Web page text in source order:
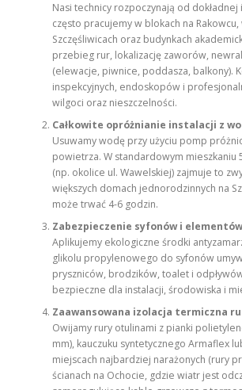
Nasi technicy rozpoczynają od
często pracujemy w blokach na Rakowcu,
Szczęśliwicach oraz budynkach
przebieg rur, lokalizację zaworów,
(elewacje, piwnice, poddasza, balkony).
inspekcyjnych, endoskopów i
wilgoci oraz nieszczelności.
Całkowite opróżnianie instalacji z
Usuwamy wodę przy użyciu pomp
powietrza. W standardowym mieszkaniu
(np. okolice ul. Wawelskiej) zajmuje to
większych domach jednorodzinnych na
może trwać 4-6 godzin.
Zabezpieczenie syfonów i
Aplikujemy ekologiczne środki
glikolu propylenowego do syfonów
pryszniców, brodzików, toalet i
bezpieczne dla instalacji, środowiska i
Zaawansowana izolacja termiczna
Owijamy rury otulinami z pianki
mm), kauczuku syntetycznego Armaflex
miejscach najbardziej narażonych (rury
ścianach na Ochocie, gdzie wiatr jest